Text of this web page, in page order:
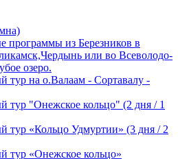
программы из Березников в
или во Всеволодо-
озеро.
тур на о.Валаам - Сортавалу -
тур "Онежское кольцо" (2 дня / 1
тур «Кольцо Удмуртии» (3 дня / 2
тур «Онежское кольцо»